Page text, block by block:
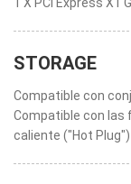
STORAGE
Compatible con
Compatible con las
caliente ("Hot Plug")